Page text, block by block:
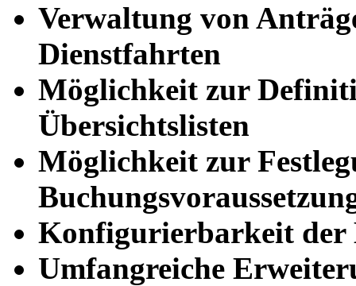
Verwaltung von
Dienstfahrten
Möglichkeit zur
Übersichtslisten
Möglichkeit zur
Konfigurierbarkeit der
Umfangreiche